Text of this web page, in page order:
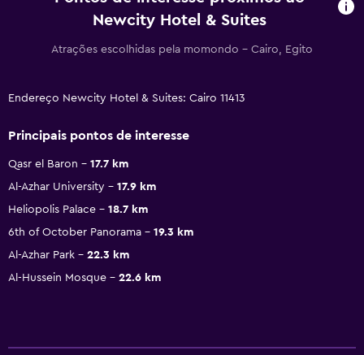
Newcity Hotel & Suites
Atrações escolhidas pela momondo - Cairo, Egito
Endereço Newcity Hotel & Suites: Cairo 11413
Principais pontos de interesse
Qasr el Baron
17.7 km
Al-Azhar University
17.9 km
Heliopolis Palace
18.7 km
6th of October Panorama
19.3 km
Al-Azhar Park
22.3 km
Al-Hussein Mosque
22.6 km